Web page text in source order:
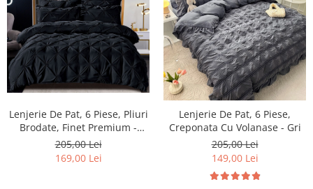
Lenjerie De Pat, 6 Piese, Pliuri
Brodate, Finet Premium -
Negru
205,00 Lei
169,00 Lei
Lenjerie De Pat, 6 Piese,
Creponata Cu Volanase - Gri
205,00 Lei
149,00 Lei